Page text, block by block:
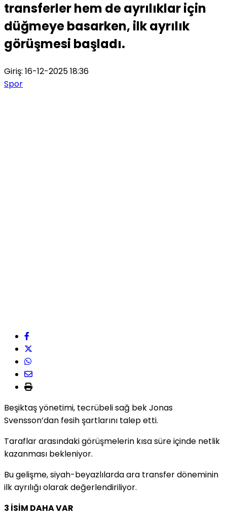
transferler hem de ayrılıklar için
düğmeye basarken, ilk ayrılık
görüşmesi başladı.
Giriş: 16-12-2025 18:36
Spor
Beşiktaş yönetimi, tecrübeli sağ bek Jonas
Svensson’dan fesih şartlarını talep etti.
Taraflar arasındaki görüşmelerin kısa süre içinde netlik
kazanması bekleniyor.
Bu gelişme, siyah-beyazlılarda ara transfer döneminin
ilk ayrılığı olarak değerlendiriliyor.
3 İSİM DAHA VAR